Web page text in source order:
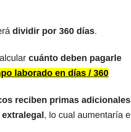
dividir por 360 días.
cuánto deben pagarle
laborado en días / 360
reciben primas adicionales
, lo cual aumentaría el